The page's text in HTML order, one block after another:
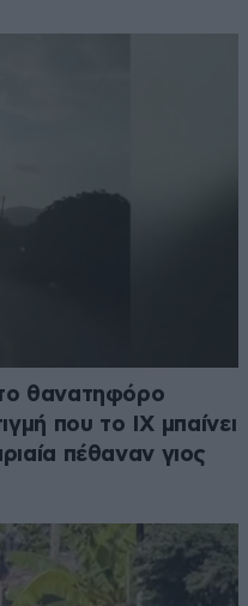
θανατηφόρο
που το ΙΧ μπαίνει
πέθαναν γιος